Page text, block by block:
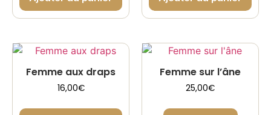
Femme aux draps
16,00€
Femme sur l’âne
25,00€